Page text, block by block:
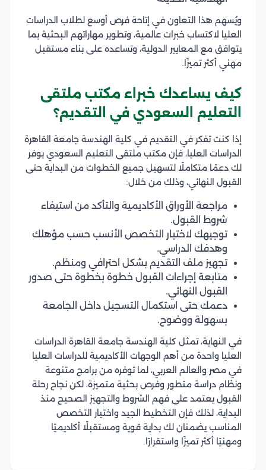
ويُسهم هذا التعاون في إتاحة فرص أوسع لطلاب الدراسات
العليا لاكتساب خبرات عالمية، وتطوير مهاراتهم البحثية بما
يتوافق مع المعايير الدولية، وتساعده على بناء مستقبل
مهني أكثر تميزًا.
كيف يساعدك خبراء مكتب ملتقى
التعليم السعودي في التقديم؟
إذا كنت تفكر في التقديم في كلية الهندسة جامعة القاهرة
الدراسات العليا، فإن مكتب ملتقى التعليم السعودي يوفر
لك دعمًا متكاملًا لتسهيل جميع الخطوات من البداية حتى
القبول النهائي، وذلك من خلال:
مراجعة الأوراق الأكاديمية والتأكد من استيفاء
شروط القبول.
توجيهك لاختيار التخصص الأنسب حسب مؤهلك
وهدفك الدراسي.
تجهيز ملف التقديم بشكل احترافي ومنظم.
متابعة إجراءات القبول خطوة بخطوة حتى صدور
القبول النهائي.
دعمك حتى استكمال التسجيل داخل الجامعة
بسهولة ووضوح.
في النهاية، تمثل كلية الهندسة جامعة القاهرة الدراسات
العليا واحدة من أهم الوجهات الأكاديمية للدراسات العليا
في مصر والعالم العربي، لما توفره من برامج متنوعة
ونظام دراسة متطور وفرص بحثية متميزة، لكن نجاح رحلة
القبول يعتمد على فهم الشروط والتجهيز الصحيح منذ
البداية، لذلك فإن التخطيط الجيد واختيار التخصص
المناسب يضمنان لك بداية قوية ومستقبلًا أكاديميًا
ومهنيًا أكثر تميزًا واستقرارًا.